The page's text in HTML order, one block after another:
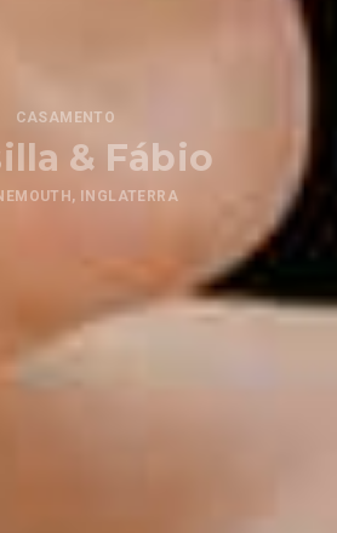
CASAMENTO
& Fábio
INGLATERRA